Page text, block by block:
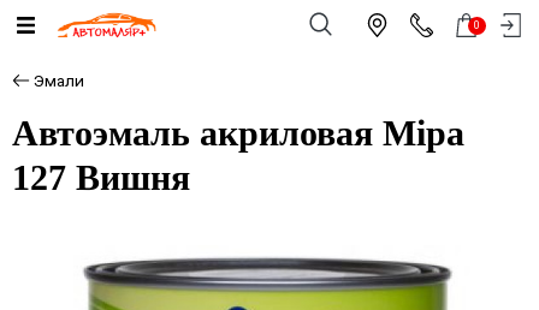
0
Эмали
Автоэмаль акриловая Mipa
127 Вишня